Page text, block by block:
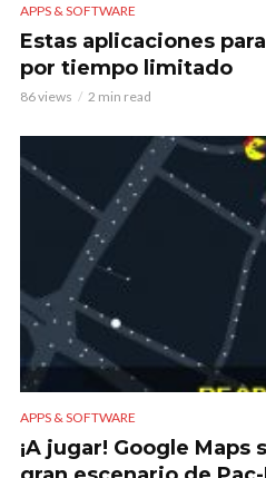
APPS & SOFTWARE
Estas aplicaciones
por tiempo limitado
86 views 2 min read
APPS & SOFTWARE
¡A jugar! Google